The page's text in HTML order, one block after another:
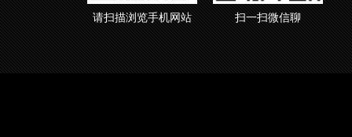
请扫描浏览手机网站 扫一扫微信聊